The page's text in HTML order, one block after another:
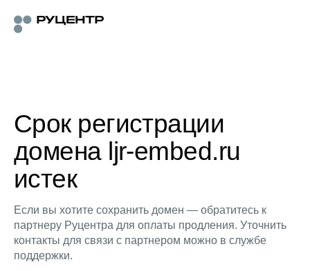
Срок регистрации
домена ljr-embed.ru
истек
Если вы хотите сохранить домен — обратитесь к
партнеру Руцентра для оплаты продления. Уточнить
контакты для связи с партнером можно в службе
поддержки.